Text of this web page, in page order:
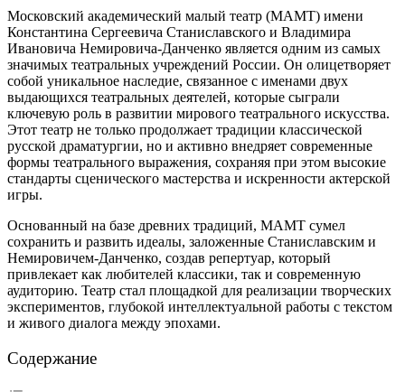
Московский академический малый театр (МАМТ) имени
Константина Сергеевича Станиславского и Владимира
Ивановича Немировича-Данченко является одним из самых
значимых театральных учреждений России. Он олицетворяет
собой уникальное наследие, связанное с именами двух
выдающихся театральных деятелей, которые сыграли
ключевую роль в развитии мирового театрального искусства.
Этот театр не только продолжает традиции классической
русской драматургии, но и активно внедряет современные
формы театрального выражения, сохраняя при этом высокие
стандарты сценического мастерства и искренности актерской
игры.
Основанный на базе древних традиций, МАМТ сумел
сохранить и развить идеалы, заложенные Станиславским и
Немировичем-Данченко, создав репертуар, который
привлекает как любителей классики, так и современную
аудиторию. Театр стал площадкой для реализации творческих
экспериментов, глубокой интеллектуальной работы с текстом
и живого диалога между эпохами.
Содержание